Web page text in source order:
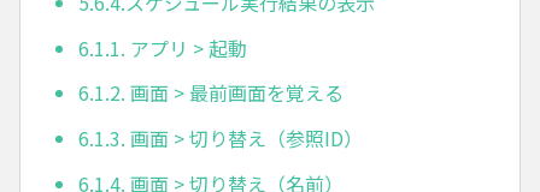
6.1.1. アプリ > 起動
6.1.2. 画面 > 最前画面を覚える
6.1.3. 画面 > 切り替え（参照ID）
6.1.4. 画面 > 切り替え（名前）